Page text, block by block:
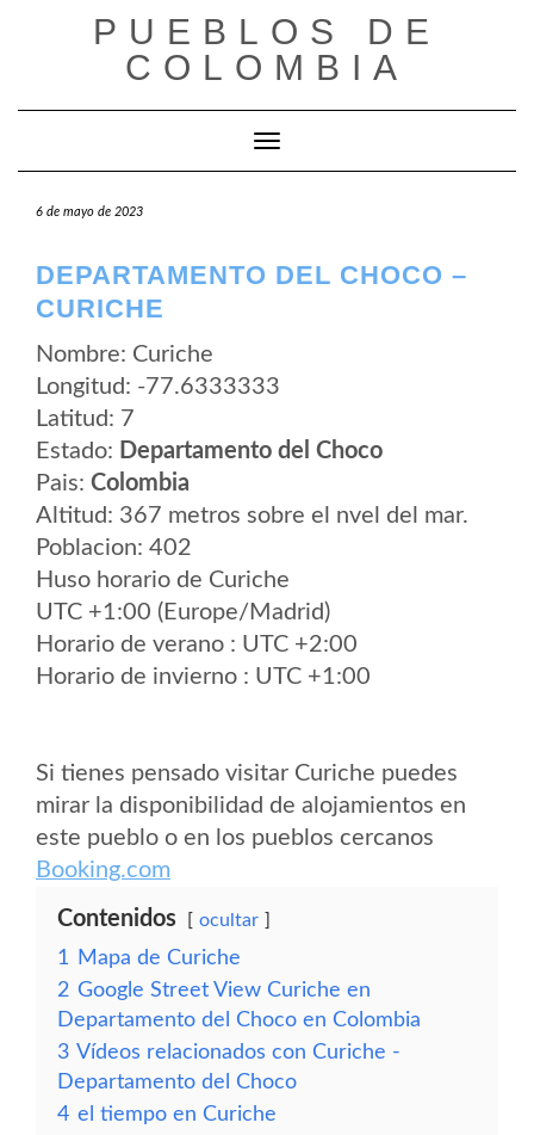
PUEBLOS DE
COLOMBIA
Cambiar modo de navegación
6 de mayo de 2023
DEPARTAMENTO DEL CHOCO –
CURICHE
Nombre: Curiche
Longitud: -77.6333333
Latitud: 7
Estado: Departamento del Choco
Pais: Colombia
Altitud: 367 metros sobre el nvel del mar.
Poblacion: 402
Huso horario de Curiche
UTC +1:00 (Europe/Madrid)
Horario de verano : UTC +2:00
Horario de invierno : UTC +1:00
Si tienes pensado visitar Curiche puedes
mirar la disponibilidad de alojamientos en
este pueblo o en los pueblos cercanos
Booking.com
Contenidos ocultar
1
Mapa de Curiche
2 Google Street View Curiche en
Departamento del Choco en Colombia
3 Vídeos relacionados con Curiche -
Departamento del Choco
4 el tiempo en Curiche